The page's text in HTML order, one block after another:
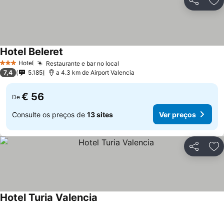
Partilhar
3 EstrelasHotel Restaurante e bar no local
Hotel Beleret
7,4 5.185 a 4.3 km de Airport Valencia
De € 56
Consulte os preços de 13 sites Ver preços
Partilhar
Hotel Turia Valencia